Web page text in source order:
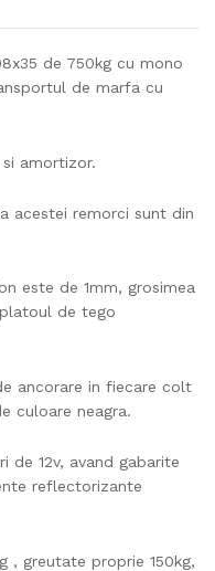
de 750kg cu mono
de marfa cu
amortizor.
acestei remorci sunt din
este de 1mm, grosimea
de tego
ancorare in fiecare colt
culoare neagra.
de 12v, avand gabarite
reflectorizante
, greutate proprie 150kg,